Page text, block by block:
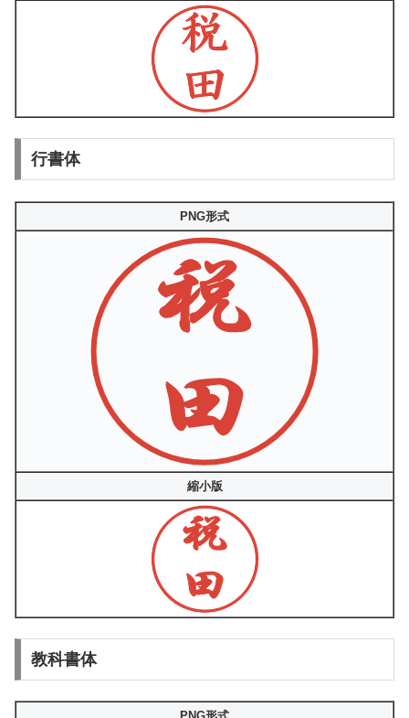
行書体
PNG形式
縮小版
教科書体